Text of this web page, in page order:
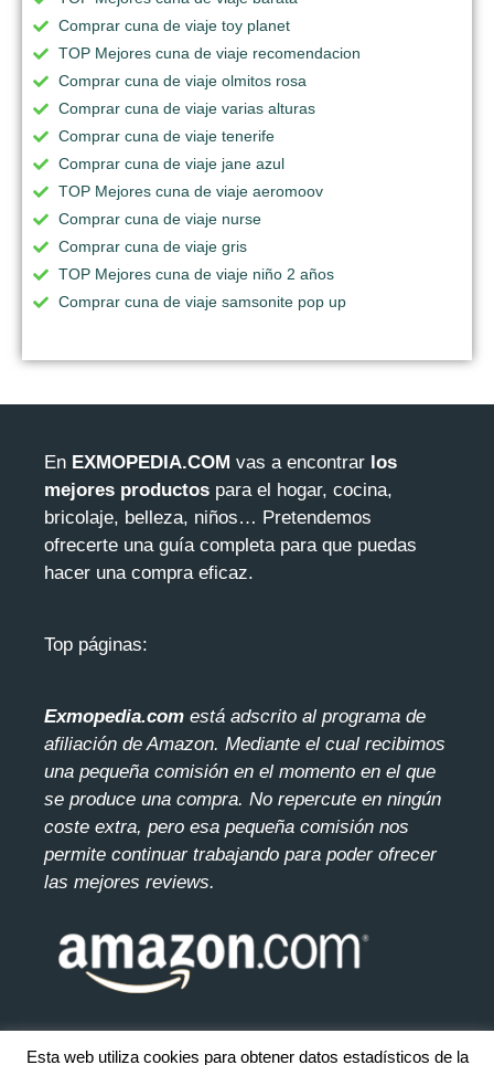
Comprar cuna de viaje toy planet
TOP Mejores cuna de viaje recomendacion
Comprar cuna de viaje olmitos rosa
Comprar cuna de viaje varias alturas
Comprar cuna de viaje tenerife
Comprar cuna de viaje jane azul
TOP Mejores cuna de viaje aeromoov
Comprar cuna de viaje nurse
Comprar cuna de viaje gris
TOP Mejores cuna de viaje niño 2 años
Comprar cuna de viaje samsonite pop up
En EXMOPEDIA.COM vas a encontrar los
mejores productos para el hogar, cocina,
bricolaje, belleza, niños… Pretendemos
ofrecerte una guía completa para que puedas
hacer una compra eficaz.
Top páginas:
Exmopedia.com está adscrito al programa de
afiliación de Amazon. Mediante el cual recibimos
una pequeña comisión en el momento en el que
se produce una compra. No repercute en ningún
coste extra, pero esa pequeña comisión nos
permite continuar trabajando para poder ofrecer
las mejores reviews.
Esta web utiliza cookies para obtener datos estadísticos de la